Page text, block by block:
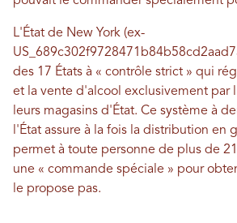
L'État de New York (ex-
des 17 États à « contrôle strict » qui
et la vente d'alcool exclusivement par
leurs magasins d'État. Ce système à
l'État assure à la fois la distribution en
permet à toute personne de plus de
une « commande spéciale » pour
le propose pas.